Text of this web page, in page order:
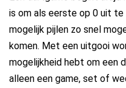
is om als eerste op 0 uit te
mogelijk pijlen zo snel
komen. Met een uitgooi
mogelijkheid hebt om een
alleen een game, set of